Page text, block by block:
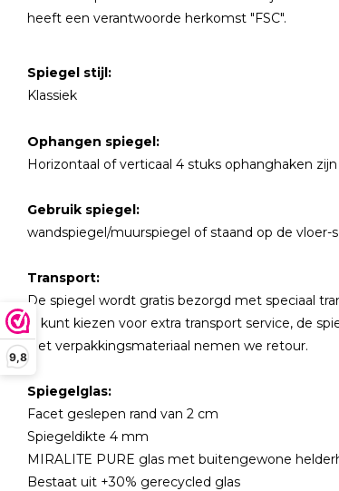
9,8
heeft een verantwoorde herkomst "FSC".
Spiegel stijl:
Klassiek
Ophangen spiegel:
Horizontaal of verticaal 4 stuks ophanghaken
Gebruik spiegel:
wandspiegel/muurspiegel of staand op de
Transport:
De spiegel wordt gratis bezorgd met speciaal
U kunt kiezen voor extra transport service, de
Het verpakkingsmateriaal nemen we retour.
Spiegelglas:
Facet geslepen rand van 2 cm
Spiegeldikte 4 mm
MIRALITE PURE glas met buitengewone
Bestaat uit +30% gerecycled glas